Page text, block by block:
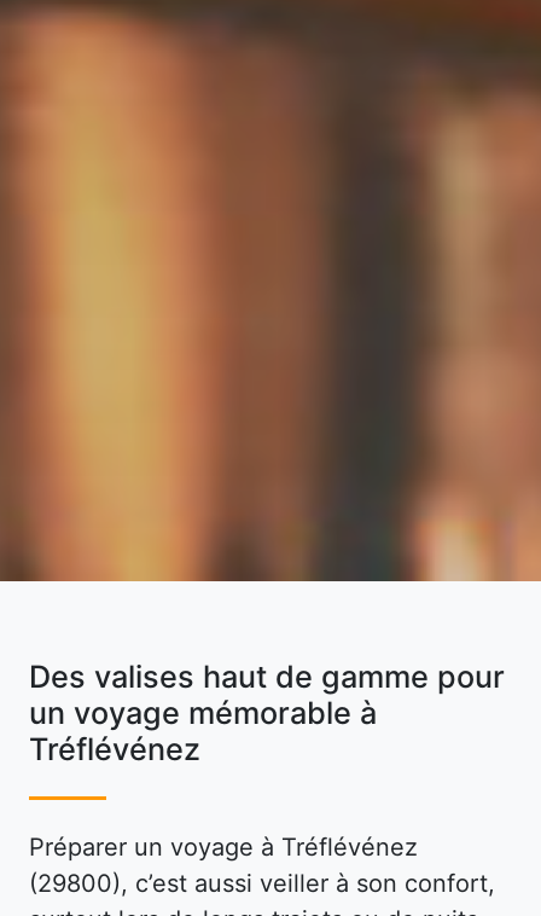
Des valises haut de gamme pour
un voyage mémorable à
Tréflévénez
Préparer un voyage à Tréflévénez
(29800), c’est aussi veiller à son confort,